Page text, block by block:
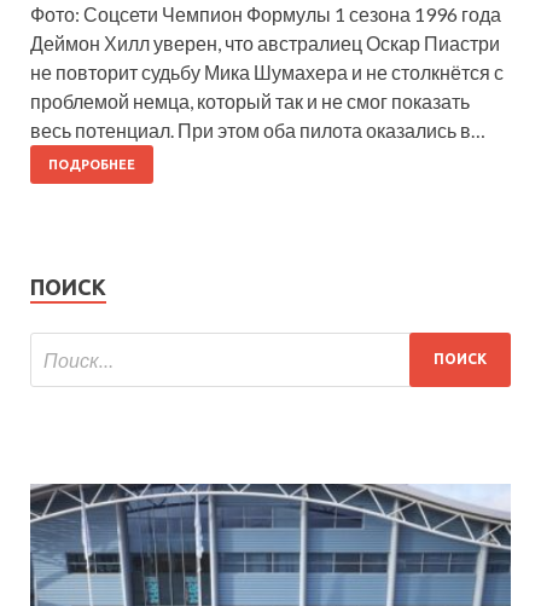
Фото: Соцсети Чемпион Формулы 1 сезона 1996 года
Деймон Хилл уверен, что австралиец Оскар Пиастри
не повторит судьбу Мика Шумахера и не столкнётся с
проблемой немца, который так и не смог показать
весь потенциал. При этом оба пилота оказались в…
ПОДРОБНЕЕ
ПОИСК